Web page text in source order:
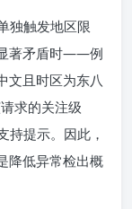
独触发地区限
著矛盾时——例
文且时区为东八
求的关注级
持提示。因此，
降低异常检出概